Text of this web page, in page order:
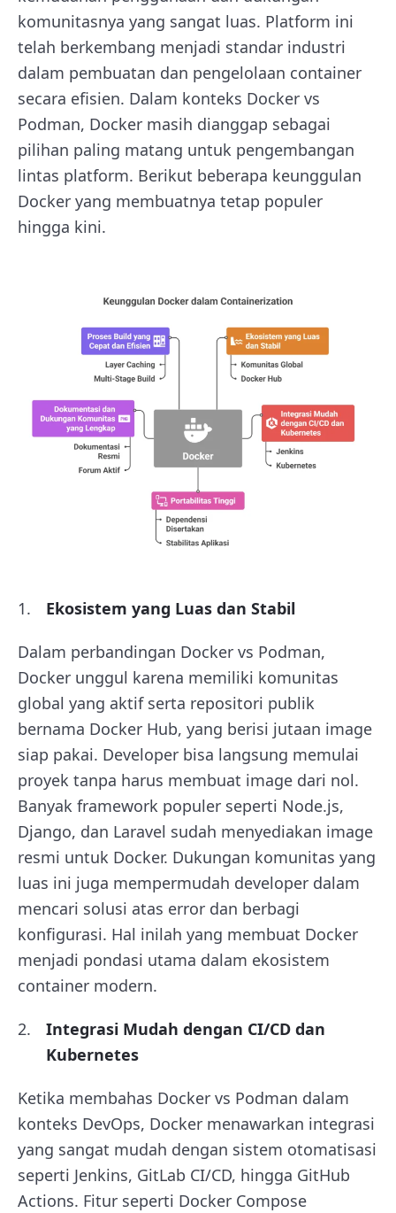
komunitasnya yang sangat luas. Platform ini
telah berkembang menjadi standar industri
dalam pembuatan dan pengelolaan container
secara efisien. Dalam konteks Docker vs
Podman, Docker masih dianggap sebagai
pilihan paling matang untuk pengembangan
lintas platform. Berikut beberapa keunggulan
Docker yang membuatnya tetap populer
hingga kini.
Ekosistem yang Luas dan Stabil
Dalam perbandingan Docker vs Podman,
Docker unggul karena memiliki komunitas
global yang aktif serta repositori publik
bernama Docker Hub, yang berisi jutaan image
siap pakai. Developer bisa langsung memulai
proyek tanpa harus membuat image dari nol.
Banyak framework populer seperti Node.js,
Django, dan Laravel sudah menyediakan image
resmi untuk Docker. Dukungan komunitas yang
luas ini juga mempermudah developer dalam
mencari solusi atas error dan berbagi
konfigurasi. Hal inilah yang membuat Docker
menjadi pondasi utama dalam ekosistem
container modern.
Integrasi Mudah dengan CI/CD dan
Kubernetes
Ketika membahas Docker vs Podman dalam
konteks DevOps, Docker menawarkan integrasi
yang sangat mudah dengan sistem otomatisasi
seperti Jenkins, GitLab CI/CD, hingga GitHub
Actions. Fitur seperti Docker Compose